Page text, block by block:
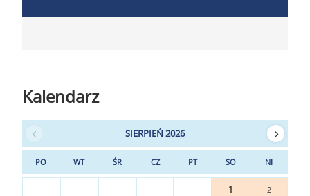
Kalendarz
SIERPIEŃ 2026
PO WT ŚR CZ PT SO NI
1 2